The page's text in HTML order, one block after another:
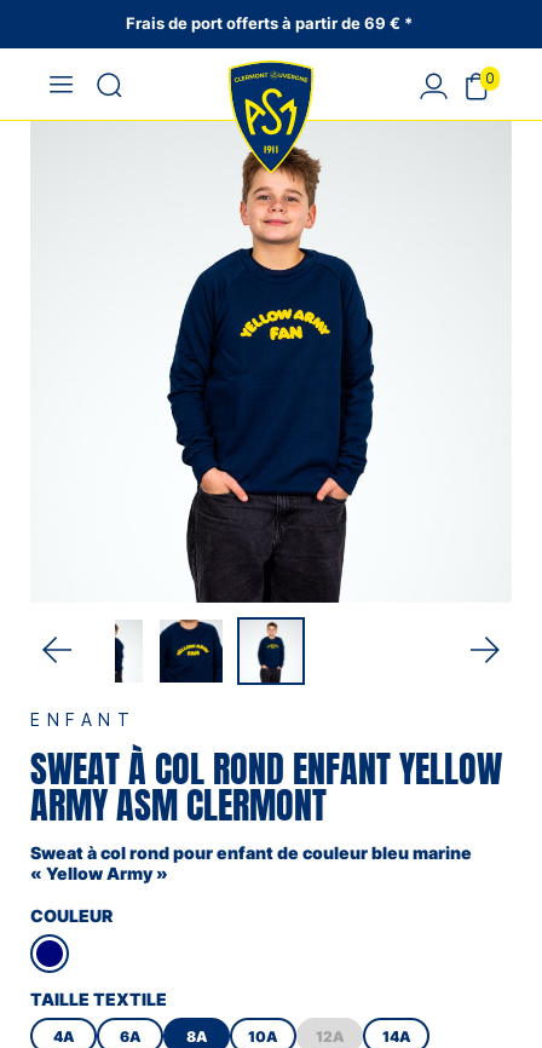
Frais de port offerts à partir de 69 € *
ENFANT
SWEAT À COL ROND ENFANT YELLOW
ARMY ASM CLERMONT
Sweat à col rond pour enfant de couleur bleu marine
« Yellow Army »
COULEUR
TAILLE TEXTILE
4A 6A 8A 10A 12A 14A
0